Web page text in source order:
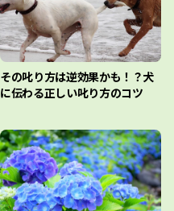
その叱り方は逆効果かも！？犬
に伝わる正しい叱り方のコツ